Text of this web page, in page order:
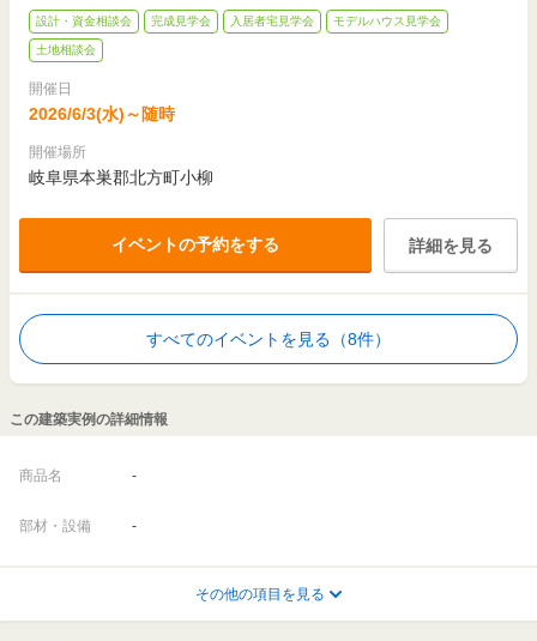
設計・資金相談会 完成見学会 入居者宅見学会 モデルハウス見学会
土地相談会
開催日
2026/6/3(水)～随時
開催場所
岐阜県本巣郡北方町小柳
イベントの予約をする 詳細を見る
すべてのイベントを見る（8件）
この建築実例の詳細情報
商品名 -
部材・設備 -
その他の項目を見る